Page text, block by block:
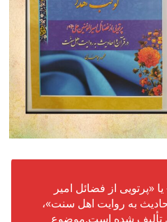
«پرتویی از فضائل امیر
به روایت اهل سنت»،
شده است.موضوع